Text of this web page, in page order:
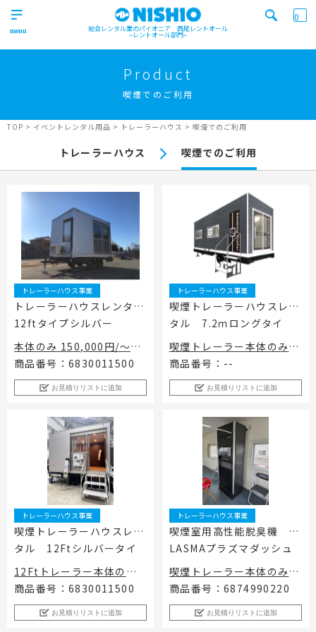
総合レンタル業のパイオニア 西尾レントオール
レントオール部門
Product
屋外イベント事業
Outdoor event business
屋内イベント事業
Indoor event business
トレーラーハウス事業
Trailer house business
工事用テント・テント倉庫事業
Construction tent / tent warehouse business
木造モジュール事業
Wooden module business
Sports facility materials business
地面養生事業
Ground curing business
映像・中継機機レンタル事業
Video / relay equipment rental business
地域密着イベント
Community-based event business
キッズ・アミューズメント事業
フランチャイズ事業
Franchise business
まちづくり事業
営業所一覧
Office
ニュース
News
ニュース
News
ブログ
Blog
協賛実績
Sponsorships
レンタルシステムのご案内
Guidance
レンタルシステムのご案内
Guidance
ご利用規約
Privacy policy
Q & A
プロセス
Process
イベント会場の設営／施工について
Event Set Up
Company
個人情報保護方針
Privacy policy
Site map
お問合せ
Contact
0
実績
商品 ニュース/ブログ
キーワード検索
検索する
Product
喫煙でのご利用
TOP > イベントレンタル用品 > トレーラーハウス > 喫煙でのご利用
トレーラーハウス 喫煙でのご利用
トレーラーハウス事業
トレーラーハウスレンタル
12ftタイプシルバー
本体のみ 150,000円/～1
週間迄 搬入日～搬出日
165,000円（税込）
商品番号：6830011500
お見積りリストに追加
トレーラーハウス事業
喫煙トレーラーハウスレン
タル 7.2ｍロングタイ
プ
喫煙トレーラー本体のみレ
ンタル料金 180,000円/
搬入日～1週間迄 198,00
0円（税込）
喫煙脱臭装置レンタル75,0
00円～
商品番号：--
お見積りリストに追加
トレーラーハウス事業
喫煙トレーラーハウスレン
タル 12Ftシルバータイ
プ
12Ftトレーラー本体のみ
レンタル料金 150,000円/
(搬入日～1週間迄) 165,
000円（税込）
商品番号：6830011500
お見積りリストに追加
トレーラーハウス事業
喫煙室用高性能脱臭機 P
LASMAプラズマダッシュ
喫煙トレーラー本体のみレ
ンタル料金 180,000円/
搬入日～1週間迄 198,00
0円（税込）
商品番号：6874990220
お見積りリストに追加